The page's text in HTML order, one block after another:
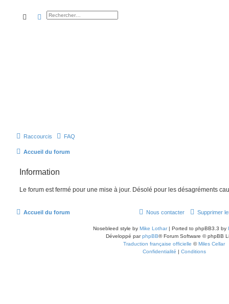
rechercherrechercheavancée
Raccourcis FAQ
Accueil du forum
Information
Le forum est fermé pour une mise à jour. Désolé pour les désagréments
Accueil du forum Supprimer
Nous contacter
Nosebleed style by Mike Lothar| Ported to phpBB3.3 by
Développé parphpBB® Forum Software © phpBB
Traduction française officielle ©Miles Cellar
Confidentialité | Conditions